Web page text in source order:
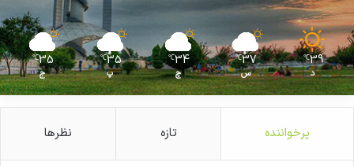
39
℃
د
37
℃
س
34
℃
چ
35
℃
پ
35
℃
ج
پرخواننده تازه نظرها